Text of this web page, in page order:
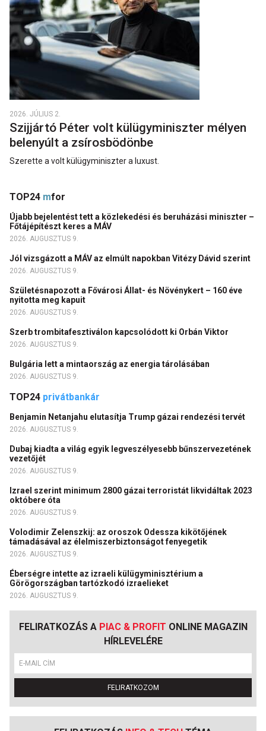
2026. JÚLIUS 2.
Szijjártó Péter volt külügyminiszter mélyen
belenyúlt a zsírosbödönbe
Szerette a volt külügyminiszter a luxust.
TOP24 mfor
Újabb bejelentést tett a közlekedési és beruházási miniszter –
Főtájépítészt keres a MÁV
2026. AUGUSZTUS 9.
Jól vizsgázott a MÁV az elmúlt napokban Vitézy Dávid szerint
2026. AUGUSZTUS 9.
Születésnapozott a Fővárosi Állat- és Növénykert – 160 éve
nyitotta meg kapuit
2026. AUGUSZTUS 9.
Szerb trombitafesztiválon kapcsolódott ki Orbán Viktor
2026. AUGUSZTUS 9.
Bulgária lett a mintaország az energia tárolásában
2026. AUGUSZTUS 9.
TOP24 privátbankár
Benjamin Netanjahu elutasítja Trump gázai rendezési tervét
2026. AUGUSZTUS 9.
Dubaj kiadta a világ egyik legveszélyesebb bűnszervezetének
vezetőjét
2026. AUGUSZTUS 9.
Izrael szerint minimum 2800 gázai terroristát likvidáltak 2023
októbere óta
2026. AUGUSZTUS 9.
Volodimir Zelenszkij: az oroszok Odessza kikötőjének
támadásával az élelmiszerbiztonságot fenyegetik
2026. AUGUSZTUS 9.
Éberségre intette az izraeli külügyminisztérium a
Görögországban tartózkodó izraelieket
2026. AUGUSZTUS 9.
FELIRATKOZÁS A PIAC & PROFIT ONLINE MAGAZIN
HÍRLEVELÉRE
FELIRATKOZOM